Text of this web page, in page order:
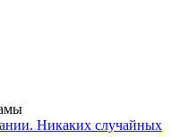
Никаких случайных